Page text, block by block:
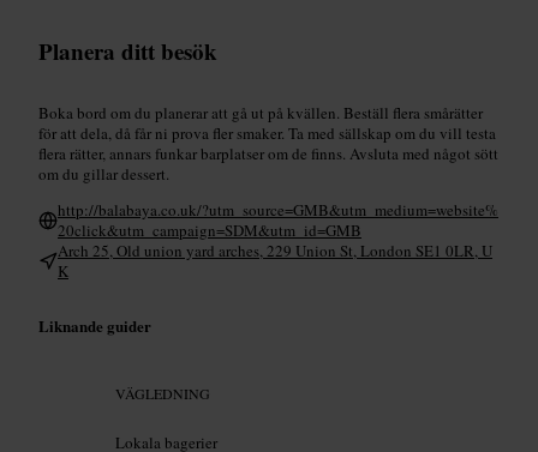
Planera ditt besök
Boka bord om du planerar att gå ut på kvällen. Beställ flera smårätter
för att dela, då får ni prova fler smaker. Ta med sällskap om du vill testa
flera rätter, annars funkar barplatser om de finns. Avsluta med något sött
om du gillar dessert.
http://balabaya.co.uk/?utm_source=GMB&utm_medium=website%
20click&utm_campaign=SDM&utm_id=GMB
Arch 25, Old union yard arches, 229 Union St, London SE1 0LR, U
K
Liknande guider
VÄGLEDNING
Lokala bagerier